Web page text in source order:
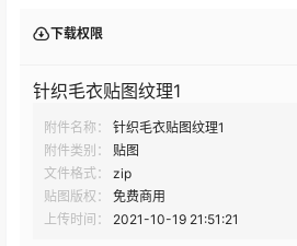
下载权限
针织毛衣贴图纹理1
附件名称：
针织毛衣贴图纹理1
附件类别：
贴图
文件格式：
zip
贴图版权：
免费商用
上传时间：
2021-10-19 21:51:21